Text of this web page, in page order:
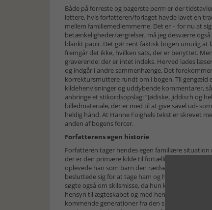
Både på forreste og bagerste perm er der
lettere, hvis forfatteren/forlaget havde lavet en
mellem familiemedlemmerne. Det er – for nu at
betænkeligheder/ærgrelser, må jeg desværre
blankt papir. Det gør rent faktisk bogen umulig at
fremgår det ikke, hvilken sats, der er benyttet.
graverende: der er intet indeks. Herved lades
og indgår i andre sammenhænge. Det
korrektursmuttere rundt om i bogen. Til gengæld
kildehenvisninger og uddybende kommentarer,
anbringe et stikordsopslag: ”Jødiske, jiddisch og
billedmateriale, der er med til at give såvel ud-
heldig hånd. At Hanne Foighels tekst er skrevet
anden af bogens forcer.
Forfatterens egen historie
Forfatteren tager hendes egen familiære
der er den primære kilde til fortællingerne. Han
oplevede han som barn den rædsel, der greb den
besluttede sig for at tage ham og hans storebror
søgte også om skilsmisse, da hun kom hjem. Det
hensyn til ægteskabet og med hensyn til
kommende generationer fra den skæbne, der